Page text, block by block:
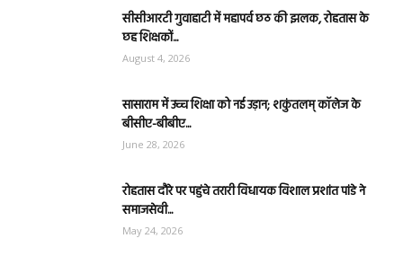
सीसीआरटी गुवाहाटी में महापर्व छठ की झलक, रोहतास के
छह शिक्षकों...
August 4, 2026
सासाराम में उच्च शिक्षा को नई उड़ान; शकुंतलम् कॉलेज के
बीसीए-बीबीए...
June 28, 2026
रोहतास दौरे पर पहुंचे तरारी विधायक विशाल प्रशांत पांडे ने
समाजसेवी...
May 24, 2026